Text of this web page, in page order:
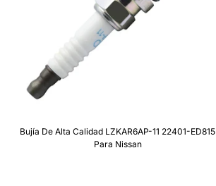
Bujía De Alta Calidad LZKAR6AP-11 22401-ED815
Para Nissan